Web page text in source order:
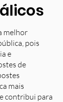
melhor
pois
e
de
mais
contribui para